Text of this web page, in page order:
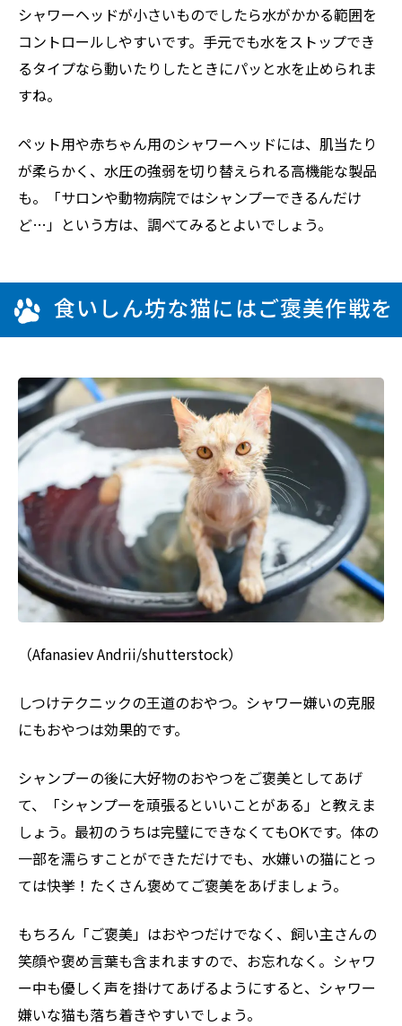
シャワーヘッドが小さいものでしたら水がかかる範囲を
コントロールしやすいです。手元でも水をストップでき
るタイプなら動いたりしたときにパッと水を止められま
すね。
ペット用や赤ちゃん用のシャワーヘッドには、肌当たり
が柔らかく、水圧の強弱を切り替えられる高機能な製品
も。「サロンや動物病院ではシャンプーできるんだけ
ど…」という方は、調べてみるとよいでしょう。
食いしん坊な猫にはご褒美作戦を
（Afanasiev Andrii/shutterstock）
しつけテクニックの王道のおやつ。シャワー嫌いの克服
にもおやつは効果的です。
シャンプーの後に大好物のおやつをご褒美としてあげ
て、「シャンプーを頑張るといいことがある」と教えま
しょう。最初のうちは完璧にできなくてもOKです。体の
一部を濡らすことができただけでも、水嫌いの猫にとっ
ては快挙！たくさん褒めてご褒美をあげましょう。
もちろん「ご褒美」はおやつだけでなく、飼い主さんの
笑顔や褒め言葉も含まれますので、お忘れなく。シャワ
ー中も優しく声を掛けてあげるようにすると、シャワー
嫌いな猫も落ち着きやすいでしょう。